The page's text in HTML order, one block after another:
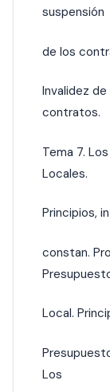
suspensión
de los
Invalidez
contratos.
Tema 7.
Locales.
Principios,
constan.
Local.
Los